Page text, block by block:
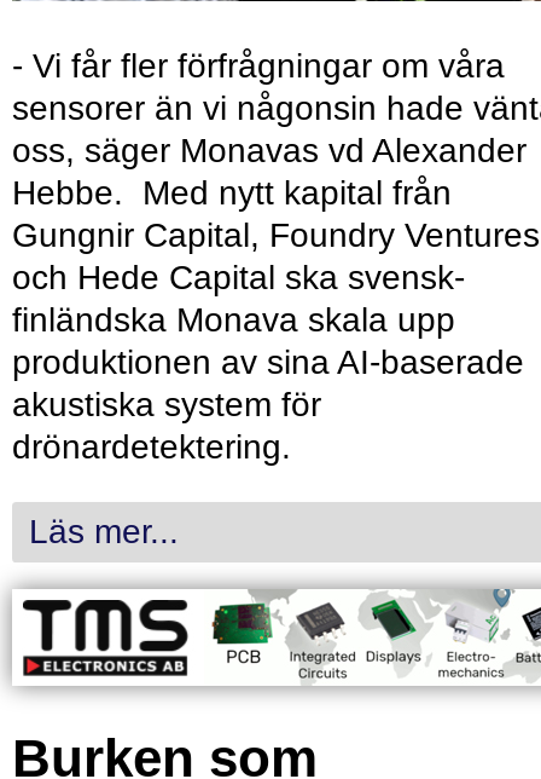
- Vi får fler förfrågningar om våra
sensorer än vi någonsin hade
oss, säger Monavas vd Alexander
Hebbe. Med nytt kapital från
Gungnir Capital, Foundry Ventures
och Hede Capital ska svensk-
finländska Monava skala upp
produktionen av sina AI-baserade
akustiska system för
drönardetektering.
Läs mer...
Burken som